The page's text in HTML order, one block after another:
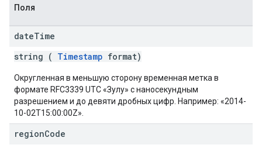
Поля
dateTime
string ( Timestamp format)
Округленная в меньшую сторону временная метка в
формате RFC3339 UTC «Зулу» с наносекундным
разрешением и до девяти дробных цифр. Например: «2014-
10-02T15:00:00Z».
regionCode